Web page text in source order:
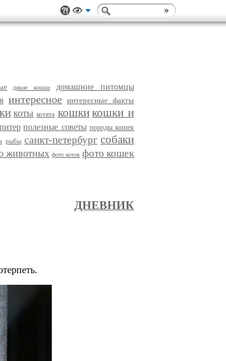
дикие кошки домашние питомцы
интересное интересные факты
коты котята кошки кошки и
питер полезные советы породы кошек
рыбы санкт-петербург собаки
животных фото котов фото кошек
ДНЕВНИК